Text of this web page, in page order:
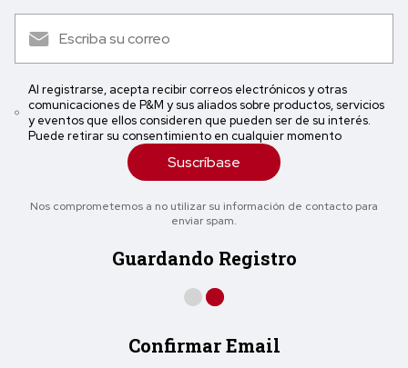
Al registrarse, acepta recibir correos electrónicos y otras
comunicaciones de P&M y sus aliados sobre productos, servicios
y eventos que ellos consideren que pueden ser de su interés.
Puede retirar su consentimiento en cualquier momento
Suscríbase
Nos comprometemos a no utilizar su información de contacto para
enviar spam.
Guardando Registro
Confirmar Email